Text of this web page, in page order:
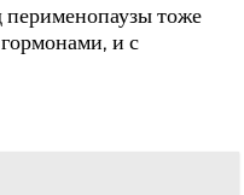
перименопаузы тоже
и с